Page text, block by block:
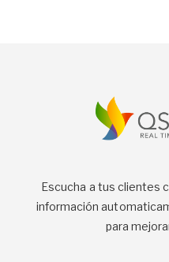
Escucha a tus clientes
información
para